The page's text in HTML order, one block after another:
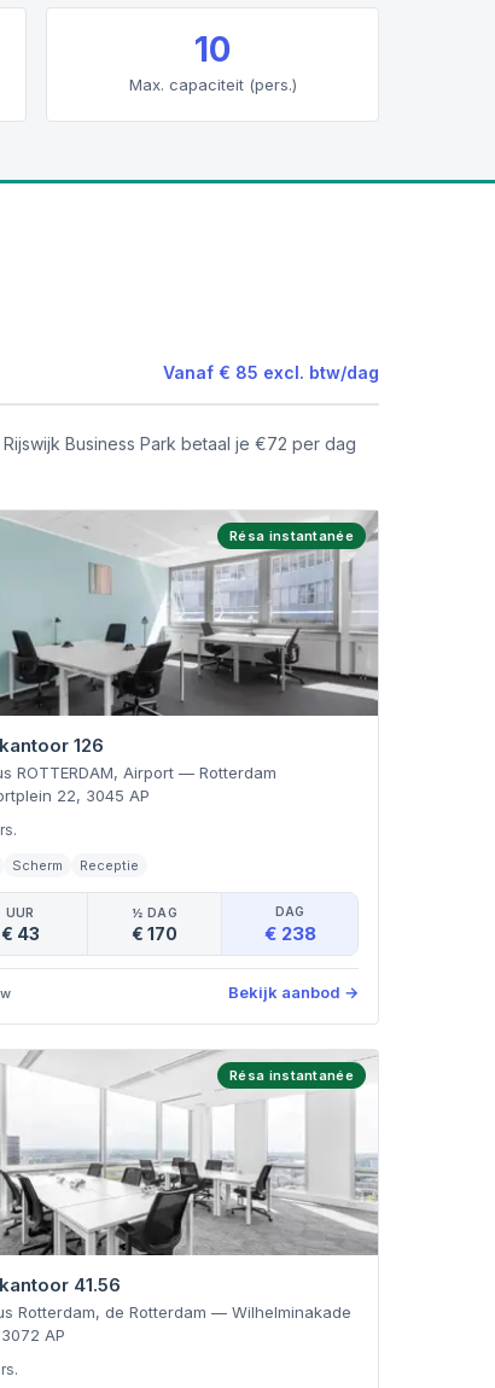
10
Max. capaciteit (pers.)
Vanaf € 85 excl. btw/dag
Business Park betaal je €72 per dag
Résa instantanée
126
ROTTERDAM, Airport — Rotterdam
22, 3045 AP
Scherm Receptie
UUR
€ 43
½ DAG
€ 170
DAG
€ 238
Bekijk aanbod →
Résa instantanée
41.56
Rotterdam, de Rotterdam — Wilhelminakade
3072 AP